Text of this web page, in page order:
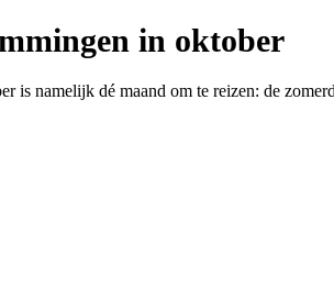
in oktober
namelijk dé maand om te reizen: de